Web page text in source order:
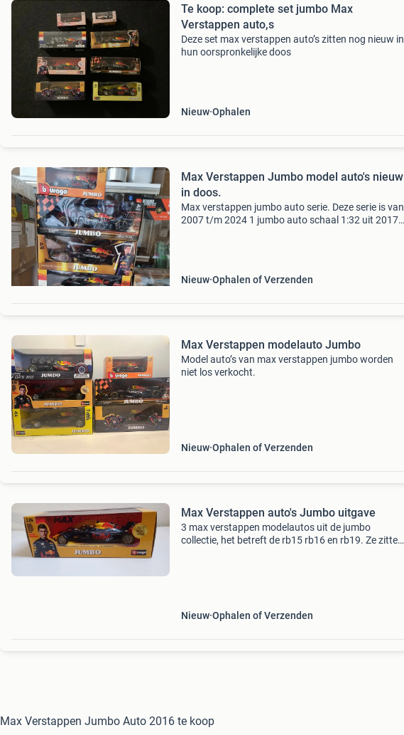
Te koop: complete set jumbo Max
Verstappen auto,s
Deze set max verstappen auto’s zitten nog nieuw in
hun oorspronkelijke doos
Nieuw Ophalen
Max Verstappen Jumbo model auto's nieuw
in doos.
Max verstappen jumbo auto serie. Deze serie is van
2007 t/m 2024 1 jumbo auto schaal 1:32 uit 2017
Nieuw Ophalen of Verzenden
Max Verstappen modelauto Jumbo
Model auto’s van max verstappen jumbo worden
niet los verkocht.
Nieuw Ophalen of Verzenden
Max Verstappen auto's Jumbo uitgave
3 max verstappen modelautos uit de jumbo
collectie, het betreft de rb15 rb16 en rb19. Ze zitten
Nieuw Ophalen of Verzenden
Max Verstappen Jumbo Auto 2016 te koop